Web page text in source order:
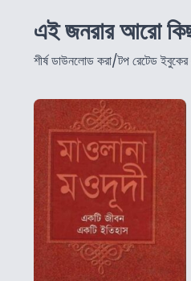
এই জনরার আরো
শীর্ষ ডাউনলোড করা/টপ রেটেড ইবুকের